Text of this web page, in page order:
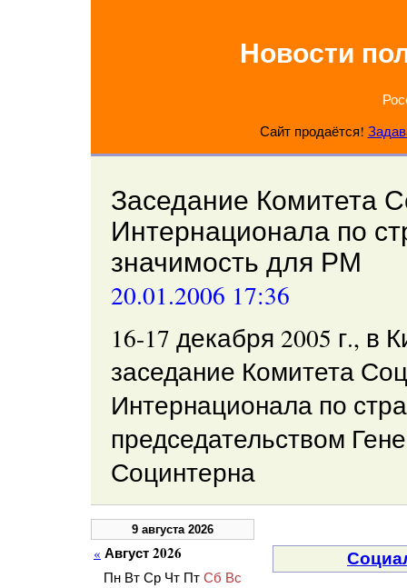
Новости
Сайт продаётся!
Заседание Комитета
Интернационала по
значимость для РМ
20.01.2006 17:36
16-17 декабря 2005 г.,
заседание Комитета
Интернационала по
председательством
Социнтерна
9 августа 2026
« Август 2026
Пн Вт Ср Чт Пт Сб Вс